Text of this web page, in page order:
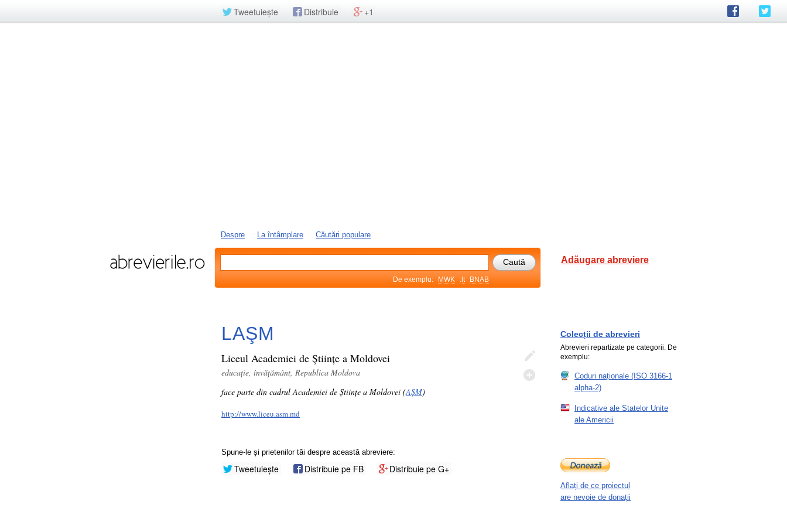
Tweetuiește Distribuie +1
Despre La întâmplare Căutări populare
De exemplu: MWK .lt BNAB
Adăugare abreviere
LAŞM
Liceul Academiei de Științe a Moldovei
educație, învățământ, Republica Moldova
face parte din cadrul Academiei de Științe a Moldovei (AȘM)
http://www.liceu.asm.md
Spune-le și prietenilor tăi despre această abreviere:
Tweetuiește Distribuie pe FB Distribuie pe G+
Colecții de abrevieri
Abrevieri repartizate pe categorii. De
exemplu:
Coduri naționale (ISO 3166-1
alpha-2)
Indicative ale Statelor Unite
ale Americii
Aflați de ce proiectul
are nevoie de donații